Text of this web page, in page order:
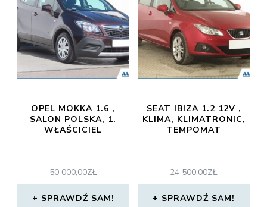
OPEL MOKKA 1.6 ,
SALON POLSKA, 1.
WŁAŚCICIEL
50 000,00ZŁ
SPRAWDŹ SAM!
SEAT IBIZA 1.2 12V ,
KLIMA, KLIMATRONIC,
TEMPOMAT
24 500,00ZŁ
SPRAWDŹ SAM!